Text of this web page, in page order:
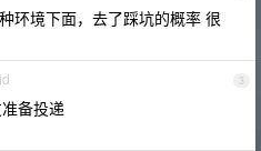
环境下面，去了踩坑的概率 很
3
备投递